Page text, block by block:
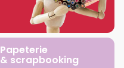
Papeterie
& scrapbooking